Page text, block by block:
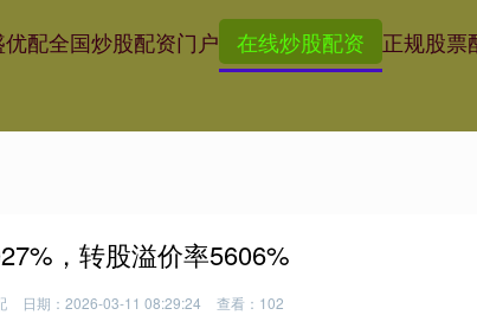
配全国炒股配资门户 在线炒股配资 正规股票
，转股溢价率5606%
日期：2026-03-11 08:29:24 查看：102